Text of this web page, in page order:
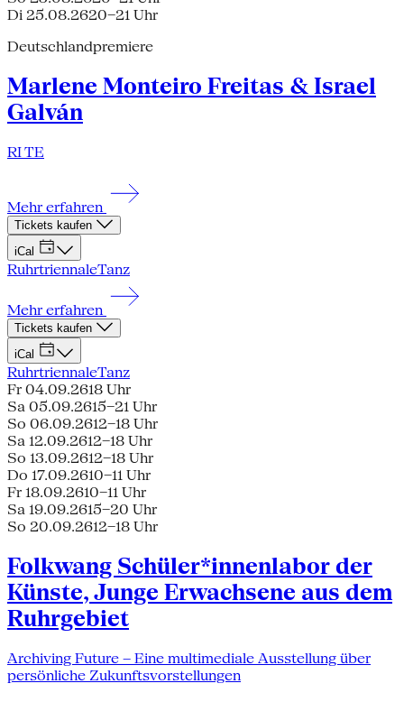
Di 25.08.2620–21 Uhr
Deutschlandpremiere
Marlene Monteiro Freitas & Israel
Galván
RI TE
Mehr erfahren
Tickets kaufen
iCal
RuhrtriennaleTanz
Mehr erfahren
Tickets kaufen
iCal
RuhrtriennaleTanz
Fr 04.09.2618 Uhr
Sa 05.09.2615–21 Uhr
So 06.09.2612–18 Uhr
Sa 12.09.2612–18 Uhr
So 13.09.2612–18 Uhr
Do 17.09.2610–11 Uhr
Fr 18.09.2610–11 Uhr
Sa 19.09.2615–20 Uhr
So 20.09.2612–18 Uhr
Folkwang Schüler*innenlabor der
Künste, Junge Erwachsene aus dem
Ruhrgebiet
Archiving Future – Eine multimediale Ausstellung über
persönliche Zukunftsvorstellungen